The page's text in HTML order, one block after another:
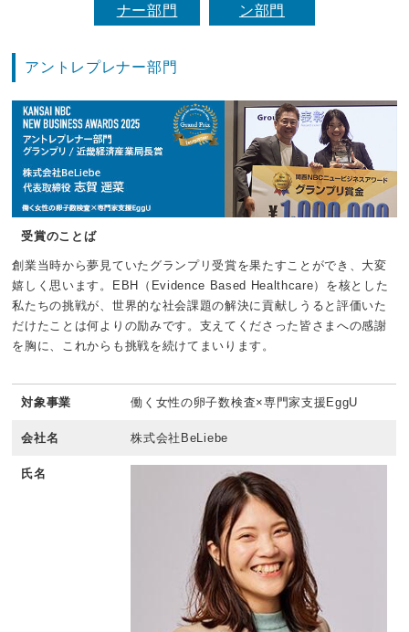
ナー部門
ン部門
アントレプレナー部門
受賞のことば
創業当時から夢見ていたグランプリ受賞を果たすことができ、大変
嬉しく思います。EBH（Evidence Based Healthcare）を核とした
私たちの挑戦が、世界的な社会課題の解決に貢献しうると評価いた
だけたことは何よりの励みです。支えてくださった皆さまへの感謝
を胸に、これからも挑戦を続けてまいります。
対象事業 働く女性の卵子数検査×専門家支援EggU
会社名 株式会社BeLiebe
氏名